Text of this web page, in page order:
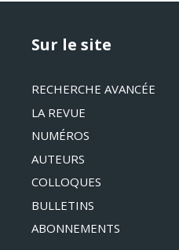
Sur le site
RECHERCHE AVANCÉE
LA REVUE
NUMÉROS
AUTEURS
COLLOQUES
BULLETINS
ABONNEMENTS